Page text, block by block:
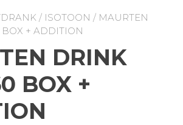
/ ISOTOON / MAURTEN
+ ADDITION
DRINK
BOX +